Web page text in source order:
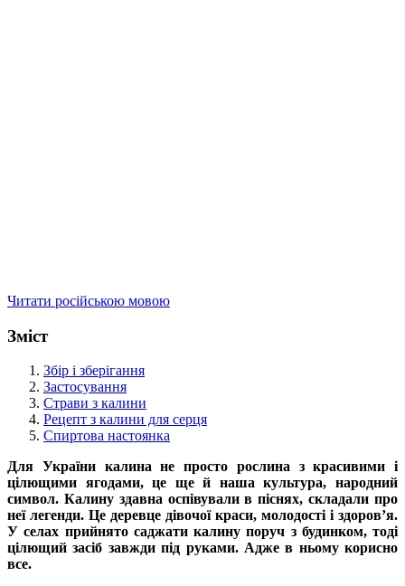
Читати російською мовою
Зміст
Збір і зберігання
Застосування
Страви з калини
Рецепт з калини для серця
Спиртова настоянка
Для України калина не просто рослина з красивими і
цілющими ягодами, це ще й наша культура, народний
символ. Калину здавна оспівували в піснях, складали про
неї легенди. Це деревце дівочої краси, молодості і здоров’я.
У селах прийнято саджати калину поруч з будинком, тоді
цілющий засіб завжди під руками. Адже в ньому корисно
все.